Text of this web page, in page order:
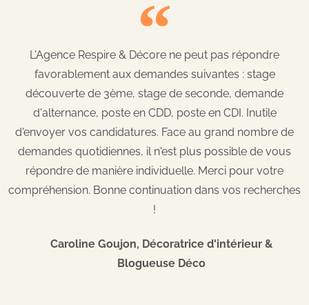
L'Agence Respire & Décore ne peut pas répondre
favorablement aux demandes suivantes : stage
découverte de 3ème, stage de seconde, demande
d'alternance, poste en CDD, poste en CDI. Inutile
d'envoyer vos candidatures. Face au grand nombre de
demandes quotidiennes, il n'est plus possible de vous
répondre de manière individuelle. Merci pour votre
compréhension. Bonne continuation dans vos recherches
!
Caroline Goujon, Décoratrice d'intérieur &
Blogueuse Déco